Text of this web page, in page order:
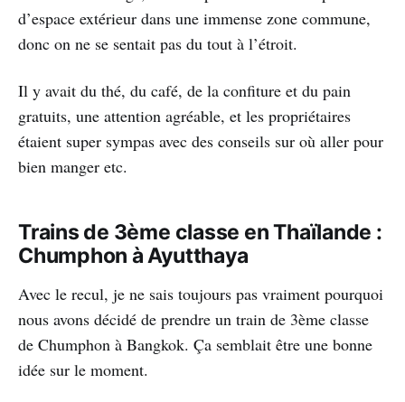
d’espace extérieur dans une immense zone commune,
donc on ne se sentait pas du tout à l’étroit.
Il y avait du thé, du café, de la confiture et du pain
gratuits, une attention agréable, et les propriétaires
étaient super sympas avec des conseils sur où aller pour
bien manger etc.
Trains de 3ème classe en Thaïlande :
Chumphon à Ayutthaya
Avec le recul, je ne sais toujours pas vraiment pourquoi
nous avons décidé de prendre un train de 3ème classe
de Chumphon à Bangkok. Ça semblait être une bonne
idée sur le moment.